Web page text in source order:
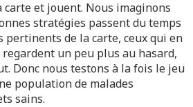
carte et jouent. Nous imaginons
stratégies passent du temps
de la carte, ceux qui en
un peu plus au hasard,
Donc nous testons à la fois le jeu
population de malades
sains.